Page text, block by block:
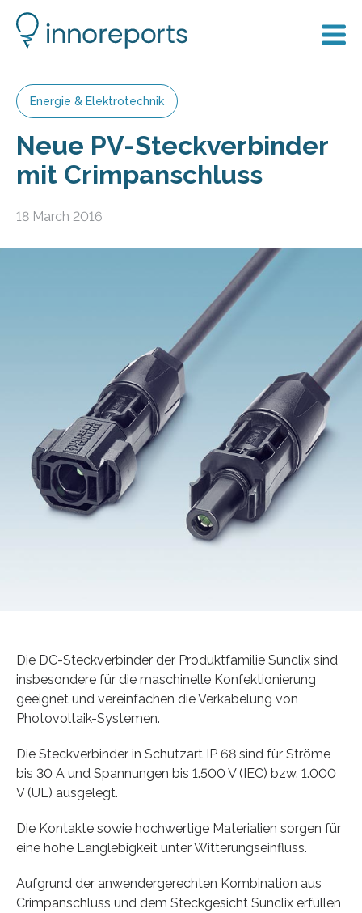
Energie & Elektrotechnik
Neue PV-Steckverbinder
mit Crimpanschluss
18 March 2016
Die DC-Steckverbinder der Produktfamilie Sunclix sind
insbesondere für die maschinelle Konfektionierung
geeignet und vereinfachen die Verkabelung von
Photovoltaik-Systemen.
Die Steckverbinder in Schutzart IP 68 sind für Ströme
bis 30 A und Spannungen bis 1.500 V (IEC) bzw. 1.000
V (UL) ausgelegt.
Die Kontakte sowie hochwertige Materialien sorgen für
eine hohe Langlebigkeit unter Witterungseinfluss.
Aufgrund der anwendergerechten Kombination aus
Crimpanschluss und dem Steckgesicht Sunclix erfüllen